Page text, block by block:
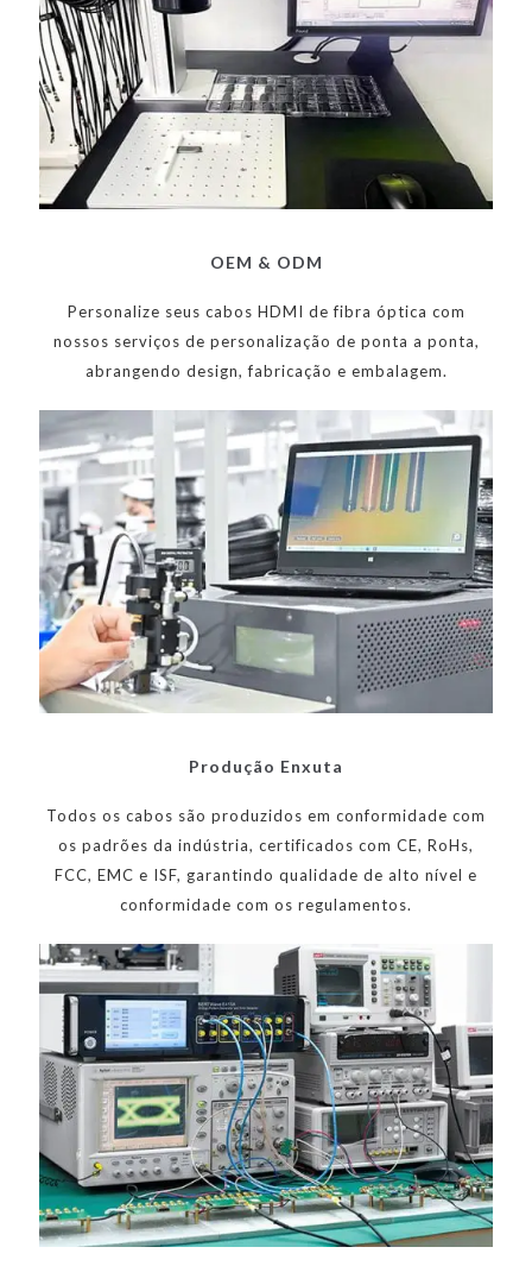
OEM & ODM
Personalize seus cabos HDMI de fibra óptica com
nossos serviços de personalização de ponta a ponta,
abrangendo design, fabricação e embalagem.
Produção Enxuta
Todos os cabos são produzidos em conformidade com
os padrões da indústria, certificados com CE, RoHs,
FCC, EMC e ISF, garantindo qualidade de alto nível e
conformidade com os regulamentos.